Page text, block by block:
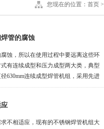
您现在的位置： 首页 >
管的腐蚀
蚀，所以在使用过程中要远离这些环
有连续成型和压力成型两大类，典型
630mm连续成型焊管机组，采用先进
径不锈钢焊管（直径219～630mm×2
不相适应，现有的不锈钢焊管机组大